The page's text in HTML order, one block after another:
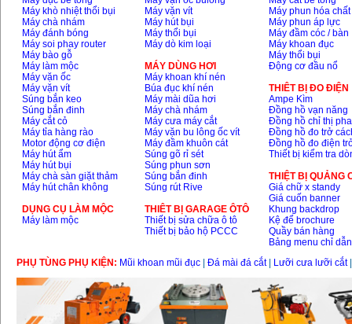
Máy khò nhiệt thổi bụi
Máy chà nhám
Máy đánh bóng
Máy soi phay router
Máy bào gỗ
Máy làm mộc
Máy vặn ốc
Máy vặn vít
Súng bắn keo
Súng bắn đinh
Máy cắt cỏ
Máy tỉa hàng rào
Motor động cơ điện
Máy hút ẩm
Máy hút bụi
Máy chà sàn giặt thảm
Máy hút chân không
DỤNG CỤ LÀM MỘC
Máy làm mộc
Máy vặn vít
Máy hút bụi
Máy thổi bụi
Máy dò kim loại
MÁY DÙNG HƠI
Máy khoan khí nén
Búa đục khí nén
Máy mài dũa hơi
Máy chà nhám
Máy cưa máy cắt
Máy vặn bu lông ốc vít
Máy đầm khuôn cát
Súng gõ rỉ sét
Súng phun sơn
Súng bắn đinh
Súng rút Rive
THIÊT BỊ GARAGE ÔTÔ
Thiết bị sửa chữa ô tô
Thiết bị bảo hộ PCCC
Máy phun hóa chất
Máy phun áp lực
Máy đầm cóc / bàn
Máy khoan đục
Máy thổi bụi
Động cơ đầu nổ
THIÊT BỊ ĐO ĐIỆN
Ampe Kìm
Đồng hồ vạn năng
Đồng hồ chỉ thị pha
Đồng hồ đo trở
Đồng hồ đo điện
Thiết bị kiểm tra
THIỆT BỊ QUẢNG
Giá chữ x standy
Giá cuốn banner
Khung backdrop
Kệ để brochure
Quầy bán hàng
Bảng menu chỉ dẫn
PHỤ TÙNG PHỤ KIỆN: Mũi khoan mũi đục Đá mài đá cắt| Lưỡi cưa lưỡi cắt